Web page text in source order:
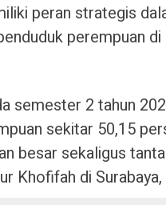
peran strategis
perempuan
semester 2 tahun
sekitar 50,15
besar sekaligus
Khofifah di